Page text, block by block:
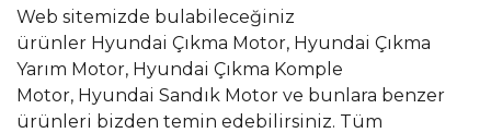
Web sitemizde bulabileceğiniz
ürünler Hyundai Çıkma Motor, Hyundai Çıkma
Yarım Motor, Hyundai Çıkma Komple
Motor, Hyundai Sandık Motor ve bunlara benzer
ürünleri bizden temin edebilirsiniz. Tüm